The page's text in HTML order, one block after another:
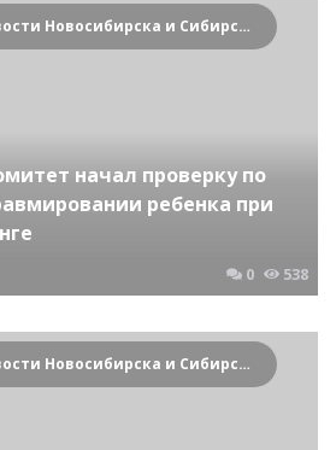
Криминальные новости Новосибирска и Сибирского региона
начал проверку по
ребенка при
0 538
Криминальные новости Новосибирска и Сибирского региона